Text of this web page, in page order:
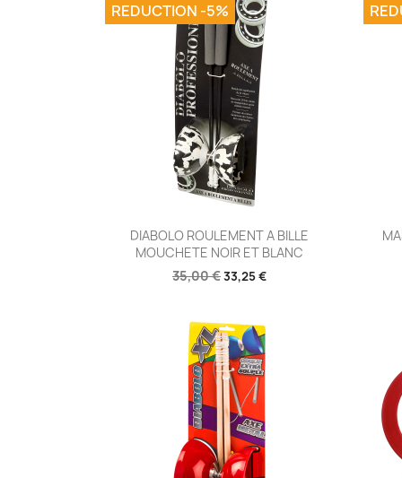
Aperçu rapide
DIABOLO ROULEMENT A BILLE
MOUCHETE NOIR ET BLANC
35,00 €33,25 €
REDUCTION -5%